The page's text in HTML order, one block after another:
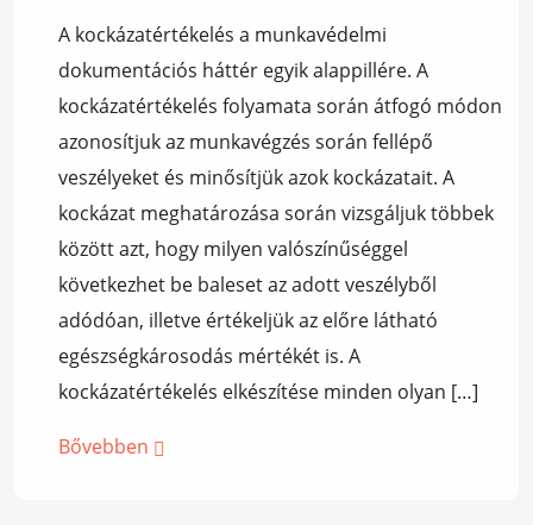
A kockázatértékelés a munkavédelmi
dokumentációs háttér egyik alappillére. A
kockázatértékelés folyamata során átfogó módon
azonosítjuk az munkavégzés során fellépő
veszélyeket és minősítjük azok kockázatait. A
kockázat meghatározása során vizsgáljuk többek
között azt, hogy milyen valószínűséggel
következhet be baleset az adott veszélyből
adódóan, illetve értékeljük az előre látható
egészségkárosodás mértékét is. A
kockázatértékelés elkészítése minden olyan […]
Bővebben